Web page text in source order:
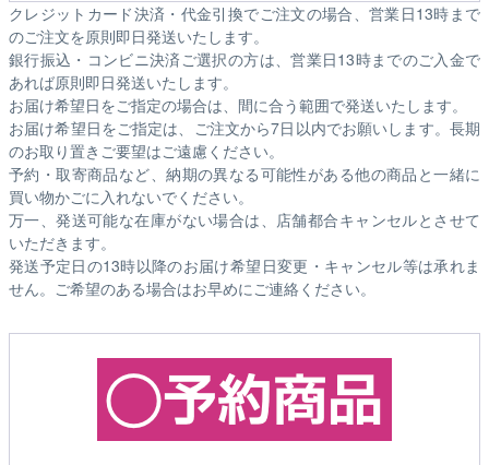
クレジットカード決済・代金引換でご注文の場合、営業日13時まで
のご注文を原則即日発送いたします。
銀行振込・コンビニ決済ご選択の方は、営業日13時までのご入金で
あれば原則即日発送いたします。
お届け希望日をご指定の場合は、間に合う範囲で発送いたします。
お届け希望日をご指定は、ご注文から7日以内でお願いします。長期
のお取り置きご要望はご遠慮ください。
予約・取寄商品など、納期の異なる可能性がある他の商品と一緒に
買い物かごに入れないでください。
万一、発送可能な在庫がない場合は、店舗都合キャンセルとさせて
いただきます。
発送予定日の13時以降のお届け希望日変更・キャンセル等は承れま
せん。ご希望のある場合はお早めにご連絡ください。